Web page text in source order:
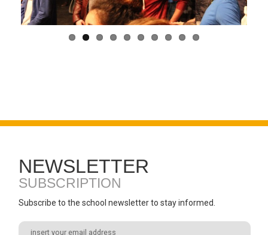
NEWSLETTER
SUBSCRIPTION
Subscribe to the school newsletter to stay informed.